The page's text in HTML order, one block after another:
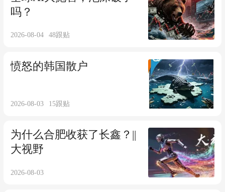
吗？
2026-08-04 48跟贴
愤怒的韩国散户
2026-08-03 15跟贴
为什么合肥收获了长鑫？||
大视野
2026-08-03